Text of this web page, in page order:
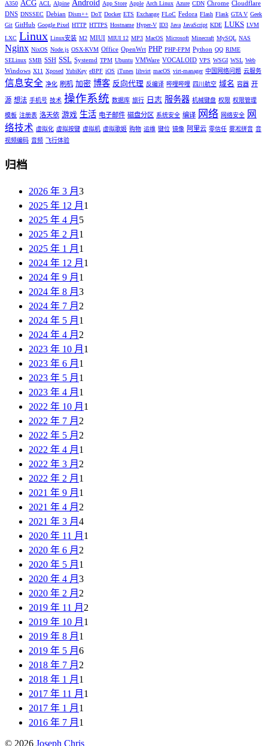
A350 ACG ACL Alpine Android App Store Apple Arch Linux Azure CDN Chrome Cloudflare
DNS DNSSEC Debian Dism++ DoT Docker ETS Exchange FLoC Fedora Flash Flask GTA V Geek
Git GitHub Google Pixel HTTP HTTPS Hostname Hyper-V ID3 Java JavaScript KDE LUKS LVM
LXC Linux Linux安装 M2 MIUI MIUI 12 MP3 MacOS Microsoft Minecraft MySQL NAS
Nginx NixOS Node.js OSX-KVM Office OpenWrt PHP PHP-FPM Python QQ RIME
SELinux SMB SSH SSL Systemd TPM Ubuntu VMWare VOCALOID VPS WSGI WSL Web
Windows X11 Xposed YubiKey eBPF iOS iTunes libvirt macOS virt-manager 中国网络问题 云服务
信息安全 净化 刷机 加密 博客 反向代理 反编译 哔哩哔哩 四川航空 域名 容器 开
源 想法 手机号 技术 操作系统 数据库 旅行 日志 服务器 机械键盘 权限 权限管理
模板 注册表 洛天依 游戏 生活 电子邮件 磁盘分区 系统安全 编译 网络 网络安全
网
络技术 虚拟化 虚拟按键 虚拟机 虚拟歌姬 购物 运维 键位 镜像 阿里云 零信任 雾凇拼音 音
视频编码 音频 飞行体验
归档
2026 年 3 月 3
2025 年 12 月 1
2025 年 4 月 5
2025 年 2 月 1
2025 年 1 月 1
2024 年 12 月 1
2024 年 9 月 1
2024 年 8 月 3
2024 年 7 月 2
2024 年 5 月 1
2024 年 4 月 2
2023 年 10 月 1
2023 年 6 月 1
2023 年 5 月 1
2023 年 4 月 1
2022 年 10 月 1
2022 年 7 月 2
2022 年 5 月 2
2022 年 4 月 1
2022 年 3 月 2
2022 年 2 月 1
2021 年 9 月 1
2021 年 4 月 2
2021 年 3 月 4
2020 年 11 月 1
2020 年 6 月 2
2020 年 5 月 1
2020 年 4 月 3
2020 年 2 月 2
2019 年 11 月 2
2019 年 10 月 1
2019 年 8 月 1
2019 年 5 月 6
2018 年 7 月 2
2018 年 1 月 1
2017 年 11 月 1
2017 年 1 月 1
2016 年 7 月 1
© 2026 Joseph Chris